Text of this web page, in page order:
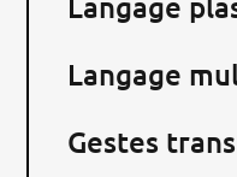
Langage
Gestes